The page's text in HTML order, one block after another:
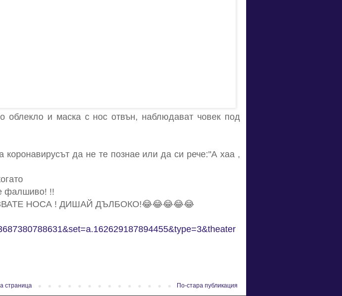
и маска с нос отвън, наблюдават човек под
да не те познае или да си рече:"А хаа ,
фалшиво! !!
НОСА ! ДИШАЙ ДЪЛБОКО!😂😂😂😂😂
По-стара публикация
страница